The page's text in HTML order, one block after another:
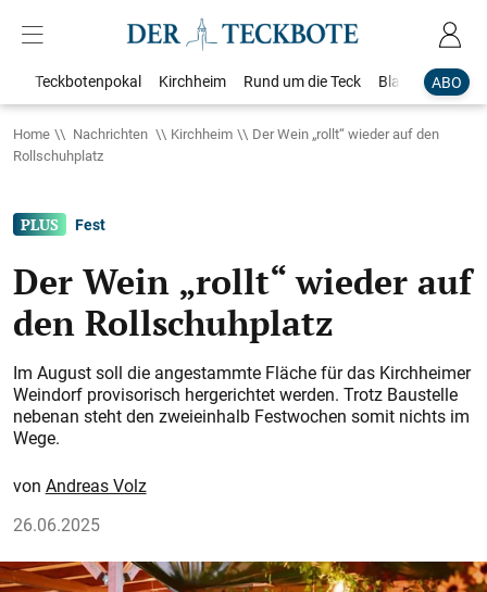
ABO
Teckbotenpokal Kirchheim Rund um die Teck Blaulicht
Home Nachrichten Kirchheim
Der Wein „rollt“ wieder auf den
Rollschuhplatz
Fest
Der Wein „rollt“ wieder auf
den Rollschuhplatz
Im August soll die angestammte Fläche für das Kirchheimer
Weindorf provisorisch hergerichtet werden. Trotz Baustelle
nebenan steht den zweieinhalb Festwochen somit nichts im
Wege.
Andreas Volz
26.06.2025